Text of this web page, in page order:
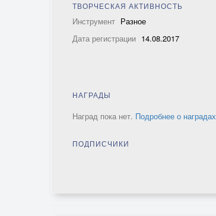
ТВОРЧЕСКАЯ АКТИВНОСТЬ
Инструмент Разное
Дата регистрации 14.08.2017
НАГРАДЫ
Наград пока нет. Подробнее о наградах
ПОДПИСЧИКИ